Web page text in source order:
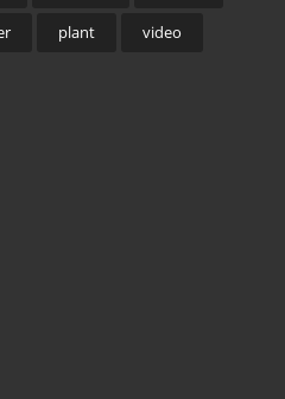
plant video